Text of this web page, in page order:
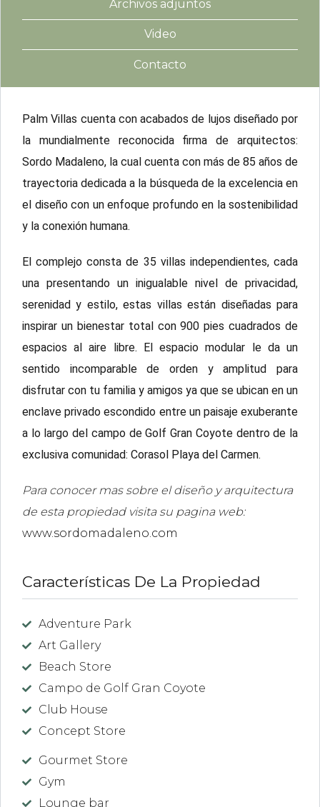
Archivos adjuntos
Video
Contacto
Palm Villas cuenta con acabados de lujos diseñado por
la mundialmente reconocida firma de arquitectos:
Sordo Madaleno, la cual cuenta con más de 85 años de
trayectoria dedicada a la búsqueda de la excelencia en
el diseño con un enfoque profundo en la sostenibilidad
y la conexión humana.
El complejo consta de 35 villas independientes, cada
una presentando un inigualable nivel de privacidad,
serenidad y estilo, estas villas están diseñadas para
inspirar un bienestar total con 900 pies cuadrados de
espacios al aire libre. El espacio modular le da un
sentido incomparable de orden y amplitud para
disfrutar con tu familia y amigos ya que se ubican en un
enclave privado escondido entre un paisaje exuberante
a lo largo del campo de Golf Gran Coyote dentro de la
exclusiva comunidad: Corasol Playa del Carmen.
Para conocer mas sobre el diseño y arquitectura
de esta propiedad visita su pagina web:
www.sordomadaleno.com
Características De La Propiedad
Adventure Park
Art Gallery
Beach Store
Campo de Golf Gran Coyote
Club House
Concept Store
Gourmet Store
Gym
Lounge bar